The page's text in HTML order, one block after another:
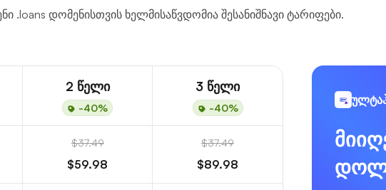
.loans დომენისთვის ხელმისაწვდომია შესანიშნავი ტარიფები.
2 წელი
-40%
3 წელი
-40%
$37.49
$59.98
$37.49
$89.98